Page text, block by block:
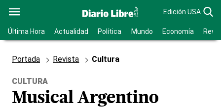
Edición USA
Última Hora Actualidad Política Mundo Economía
Portada Revista Cultura
CULTURA
Musical Argentino